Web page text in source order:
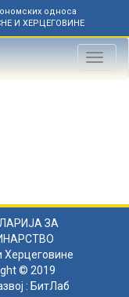
односа
И ХЕРЦЕГОВИНЕ
Toggle
ЗА
Херцеговине
© 2019
: БитЛаб